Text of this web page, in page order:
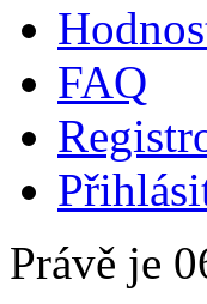
FAQ
Právě je